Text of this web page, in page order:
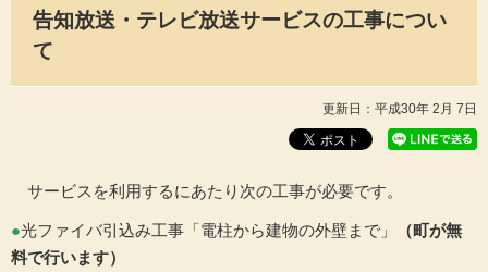
シ
メ
ニ
ュ
表
告知放送・テレビ放送サービスの工事につい
て
更新日：平成30年 2月 7日
サービスを利用するにあたり次の工事が必要です。
●光ファイバ引込み工事「電柱から建物の外壁まで」
（町が無
料で行います）